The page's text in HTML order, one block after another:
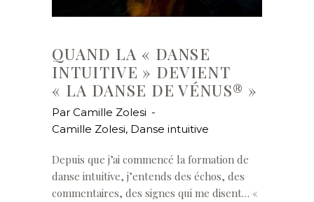
QUAND LA « DANSE
INTUITIVE » DEVIENT
« LA DANSE DE VÉNUS® »
Par Camille Zolesi
Camille Zolesi, Danse intuitive
Depuis que j’ai commencé la formation de
danse intuitive, j’entends des échos, des
commentaires, des signes qui me disent… «